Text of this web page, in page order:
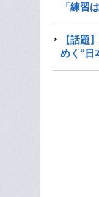
「練習
【話題
めく“日